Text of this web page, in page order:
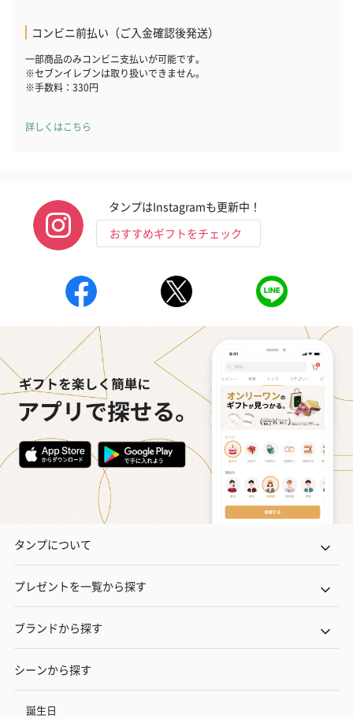
コンビニ前払い（ご入金確認後発送）
一部商品のみコンビニ支払いが可能です。
※セブンイレブンは取り扱いできません。
※手数料：330円
詳しくはこちら
タンプはInstagramも更新中！
おすすめギフトをチェック
タンプについて
プレゼントを一覧から探す
ブランドから探す
シーンから探す
誕生日